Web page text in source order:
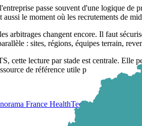
passe souvent d'une logique
aussi le moment où les recrutements de
arbitrages changent encore. Il faut
: sites, régions, équipes terrain,
cette lecture par stade est centrale. Elle
de référence utile p
France HealthTech · Bpifrance